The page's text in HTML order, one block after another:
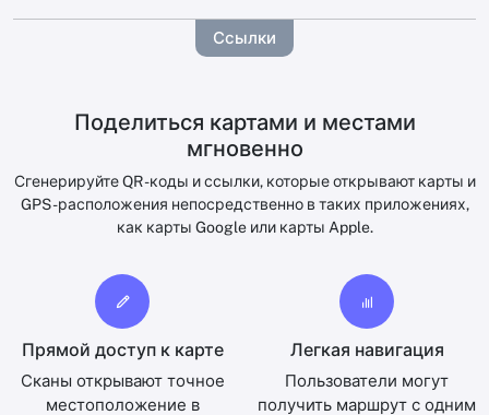
Ссылки
Поделиться картами и местами
мгновенно
Сгенерируйте QR -коды и ссылки, которые открывают карты и
GPS -расположения непосредственно в таких приложениях,
как карты Google или карты Apple.
Прямой доступ к карте
Сканы открывают точное
местоположение в
Легкая навигация
Пользователи могут
получить маршрут с одним